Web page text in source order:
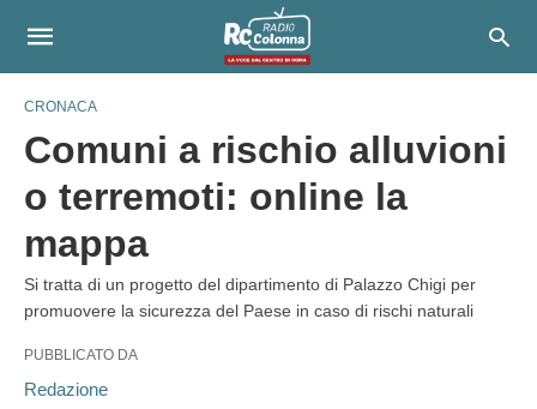
CRONACA
Comuni a rischio alluvioni
o terremoti: online la
mappa
Si tratta di un progetto del dipartimento di Palazzo Chigi per
promuovere la sicurezza del Paese in caso di rischi naturali
PUBBLICATO DA
Redazione